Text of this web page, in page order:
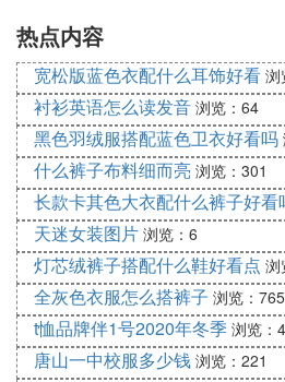
热点内容
宽松版蓝色衣配什么耳饰好看 浏
衬衫英语怎么读发音 浏览：64
黑色羽绒服搭配蓝色卫衣好看吗
什么裤子布料细而亮 浏览：301
长款卡其色大衣配什么裤子好看
天迷女装图片 浏览：6
灯芯绒裤子搭配什么鞋好看点 浏
全灰色衣服怎么搭裤子 浏览：765
t恤品牌伴1号2020年冬季 浏览：
唐山一中校服多少钱 浏览：221